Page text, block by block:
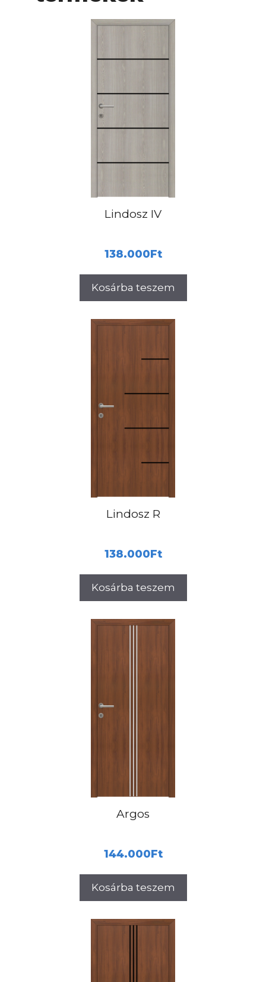
Lindosz IV
138.000Ft
Kosárba teszem
Lindosz R
138.000Ft
Kosárba teszem
Argos
144.000Ft
Kosárba teszem